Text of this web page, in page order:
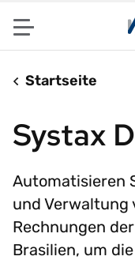
Menu
Startseite
Systax
Automatisieren
und Verwaltung
Rechnungen
Brasilien, um